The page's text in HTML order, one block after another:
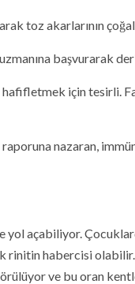
toz akarlarının
başvurarak
için tesirli.
nazaran,
açabiliyor.
habercisi
ve bu oran